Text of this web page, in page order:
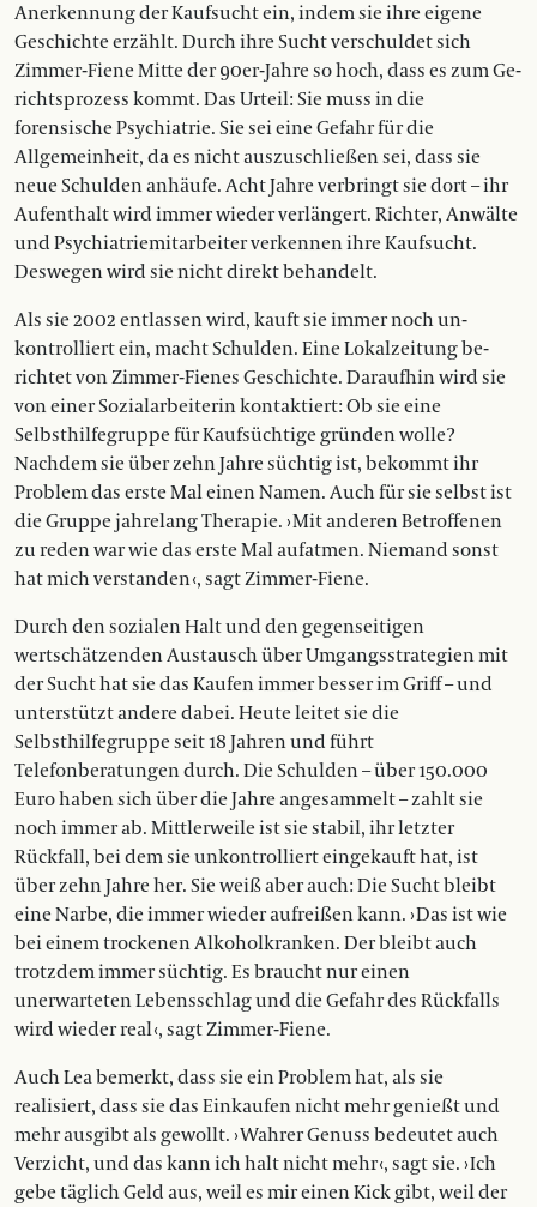
Anerkennung der Kaufsucht ein, indem sie ihre eigene
Geschichte erzählt. Durch ihre Sucht verschuldet sich
Zimmer-Fiene Mitte der 90er-Jahre so hoch, dass es zum Ge­­
richts­prozess kommt. Das Urteil: Sie muss in die
forensische Psychiatrie. Sie sei eine Gefahr für die
Allgemeinheit, da es nicht auszuschließen sei, dass sie
neue Schulden anhäufe. Acht Jahre verbringt sie dort – ihr
Aufenthalt wird immer wieder verlängert. Richter, Anwälte
und Psychiatriemitarbeiter verkennen ihre Kaufsucht.
Deswegen wird sie nicht di­rekt behandelt.
Als sie 2002 entlassen wird, kauft sie immer noch un­­
kontrolliert ein, macht Schulden. Eine Lokalzeitung be­­
rich­tet von Zimmer-Fienes Geschichte. Daraufhin wird sie
von einer Sozialarbeiterin kontaktiert: Ob sie eine
Selbsthilfegruppe für Kaufsüchtige gründen wolle?
Nachdem sie über zehn Jahre süchtig ist, be­­kommt ihr
Problem das erste Mal einen Namen. Auch für sie selbst ist
die Gruppe jahrelang Therapie. › Mit anderen Betroffenen
zu reden war wie das erste Mal aufatmen. Niemand sonst
hat mich verstanden ‹, sagt Zimmer-Fiene.
Durch den sozialen Halt und den gegenseitigen
wertschätzenden Austausch über Umgangsstrategien mit
der Sucht hat sie das Kaufen immer besser im Griff – und
unterstützt andere dabei. Heute leitet sie die
Selbsthilfegruppe seit 18 Jahren und führt
Telefonberatungen durch. Die Schulden – über 150.000
Euro haben sich über die Jahre angesammelt – zahlt sie
noch immer ab. Mittlerweile ist sie stabil, ihr letzter
Rückfall, bei dem sie unkontrolliert eingekauft hat, ist
über zehn Jahre her. Sie weiß aber auch: Die Sucht bleibt
eine Narbe, die immer wieder aufreißen kann. › Das ist wie
bei einem trockenen Alkoholkranken. Der bleibt auch
trotzdem immer süchtig. Es braucht nur einen
unerwarteten Lebensschlag und die Gefahr des Rückfalls
wird wieder real ‹, sagt Zimmer-Fiene.
Auch Lea bemerkt, dass sie ein Problem hat, als sie
realisiert, dass sie das Einkaufen nicht mehr genießt und
mehr ausgibt als gewollt. › Wahrer Genuss bedeutet auch
Verzicht, und das kann ich halt nicht mehr ‹, sagt sie. › Ich
gebe täglich Geld aus, weil es mir einen Kick gibt, weil der